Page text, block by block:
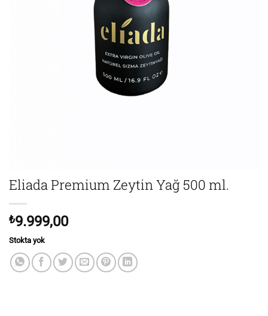
Eliada Premium Zeytin Yağ 500 ml.
₺9.999,00
Stokta yok